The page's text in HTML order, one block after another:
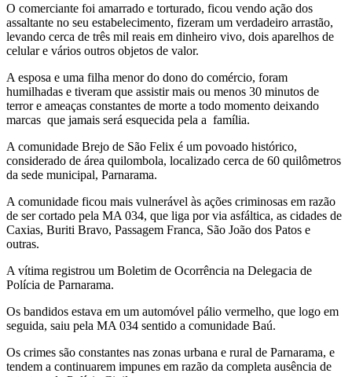
O comerciante foi amarrado e torturado, ficou vendo ação dos
assaltante no seu estabelecimento, fizeram um verdadeiro arrastão,
levando cerca de três mil reais em dinheiro vivo, dois aparelhos de
celular e vários outros objetos de valor.
A esposa e uma filha menor do dono do comércio, foram
humilhadas e tiveram que assistir mais ou menos 30 minutos de
terror e ameaças constantes de morte a todo momento deixando
marcas que jamais será esquecida pela a família.
A comunidade Brejo de São Felix é um povoado histórico,
considerado de área quilombola, localizado cerca de 60 quilômetros
da sede municipal, Parnarama.
A comunidade ficou mais vulnerável às ações criminosas em razão
de ser cortado pela MA 034, que liga por via asfáltica, as cidades de
Caxias, Buriti Bravo, Passagem Franca, São João dos Patos e
outras.
A vítima registrou um Boletim de Ocorrência na Delegacia de
Polícia de Parnarama.
Os bandidos estava em um automóvel pálio vermelho, que logo em
seguida, saiu pela MA 034 sentido a comunidade Baú.
Os crimes são constantes nas zonas urbana e rural de Parnarama, e
tendem a continuarem impunes em razão da completa ausência de